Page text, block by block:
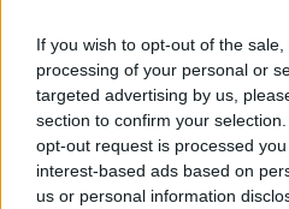
If you wish to opt-out of the
processing of your personal or
targeted advertising by us,
section to confirm your
opt-out request is processed
interest-based ads based on
us or personal information
Mi
16.9.
04:55
05:40
Grantchester
Serie/ Krimiserie